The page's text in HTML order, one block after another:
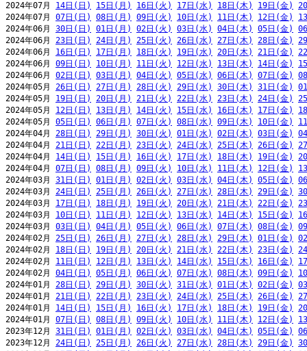
2024年07月 14日(日) 15日(月) 16日(火) 17日(水) 18日(木) 19日(金)
2024年07月 07日(日) 08日(月) 09日(火) 10日(水) 11日(木) 12日(金)
2024年06月 30日(日) 01日(月) 02日(火) 03日(水) 04日(木) 05日(金)
2024年06月 23日(日) 24日(月) 25日(火) 26日(水) 27日(木) 28日(金)
2024年06月 16日(日) 17日(月) 18日(火) 19日(水) 20日(木) 21日(金)
2024年06月 09日(日) 10日(月) 11日(火) 12日(水) 13日(木) 14日(金)
2024年06月 02日(日) 03日(月) 04日(火) 05日(水) 06日(木) 07日(金)
2024年05月 26日(日) 27日(月) 28日(火) 29日(水) 30日(木) 31日(金)
2024年05月 19日(日) 20日(月) 21日(火) 22日(水) 23日(木) 24日(金)
2024年05月 12日(日) 13日(月) 14日(火) 15日(水) 16日(木) 17日(金)
2024年05月 05日(日) 06日(月) 07日(火) 08日(水) 09日(木) 10日(金)
2024年04月 28日(日) 29日(月) 30日(火) 01日(水) 02日(木) 03日(金)
2024年04月 21日(日) 22日(月) 23日(火) 24日(水) 25日(木) 26日(金)
2024年04月 14日(日) 15日(月) 16日(火) 17日(水) 18日(木) 19日(金)
2024年04月 07日(日) 08日(月) 09日(火) 10日(水) 11日(木) 12日(金)
2024年03月 31日(日) 01日(月) 02日(火) 03日(水) 04日(木) 05日(金)
2024年03月 24日(日) 25日(月) 26日(火) 27日(水) 28日(木) 29日(金)
2024年03月 17日(日) 18日(月) 19日(火) 20日(水) 21日(木) 22日(金)
2024年03月 10日(日) 11日(月) 12日(火) 13日(水) 14日(木) 15日(金)
2024年03月 03日(日) 04日(月) 05日(火) 06日(水) 07日(木) 08日(金)
2024年02月 25日(日) 26日(月) 27日(火) 28日(水) 29日(木) 01日(金)
2024年02月 18日(日) 19日(月) 20日(火) 21日(水) 22日(木) 23日(金)
2024年02月 11日(日) 12日(月) 13日(火) 14日(水) 15日(木) 16日(金)
2024年02月 04日(日) 05日(月) 06日(火) 07日(水) 08日(木) 09日(金)
2024年01月 28日(日) 29日(月) 30日(火) 31日(水) 01日(木) 02日(金)
2024年01月 21日(日) 22日(月) 23日(火) 24日(水) 25日(木) 26日(金)
2024年01月 14日(日) 15日(月) 16日(火) 17日(水) 18日(木) 19日(金)
2024年01月 07日(日) 08日(月) 09日(火) 10日(水) 11日(木) 12日(金)
2023年12月 31日(日) 01日(月) 02日(火) 03日(水) 04日(木) 05日(金)
2023年12月 24日(日) 25日(月) 26日(火) 27日(水) 28日(木) 29日(金)